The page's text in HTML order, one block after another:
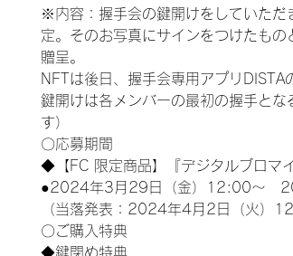
※内容：握手会の鍵開けをしていただ
定。そのお写真にサインをつけたも
贈呈。
NFTは後日、握手会専用アプリDISTA
鍵開けは各メンバーの最初の握手と
す）
〇応募期間
◆【FC 限定商品】『デジタルブロマ
●2024年3月29日（金）12:00～　
（当落発表：2024年4月2日（火）
〇ご購入特典
◆鍵閉め特典